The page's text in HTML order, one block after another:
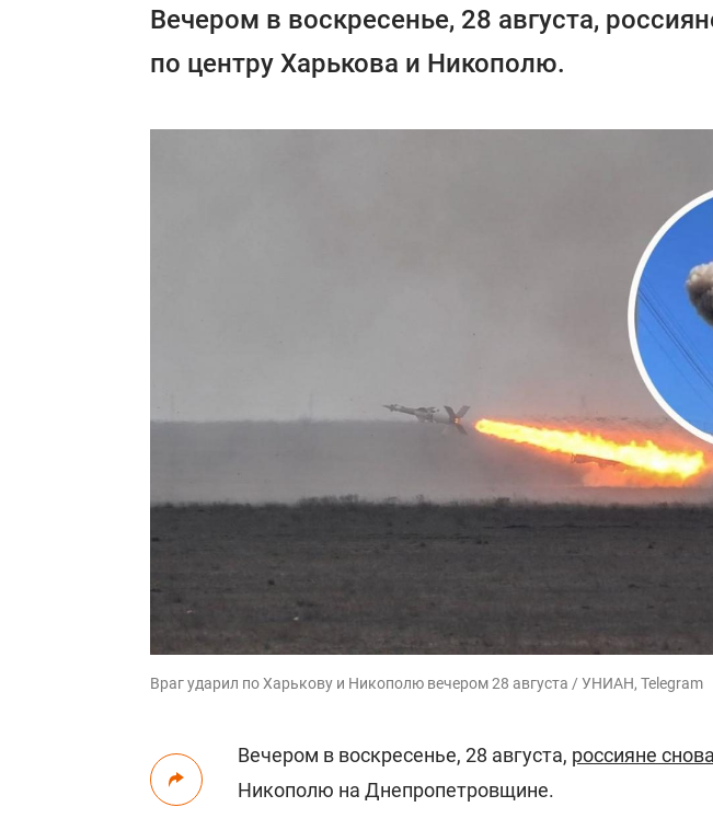
Вечером в воскресенье, 28 августа,
по центру Харькова и Никополю.
Враг ударил по Харькову и Никополю вечером 28 августа / УНИАН, Telegram
Вечером в воскресенье, 28 августа, россияне
Никополю на Днепропетровщине.